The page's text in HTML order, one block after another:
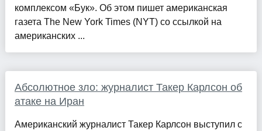
комплексом «Бук». Об этом пишет американская
газета The New York Times (NYT) со ссылкой на
американских ...
Абсолютное зло: журналист Такер Карлсон об
атаке на Иран
Американский журналист Такер Карлсон выступил с